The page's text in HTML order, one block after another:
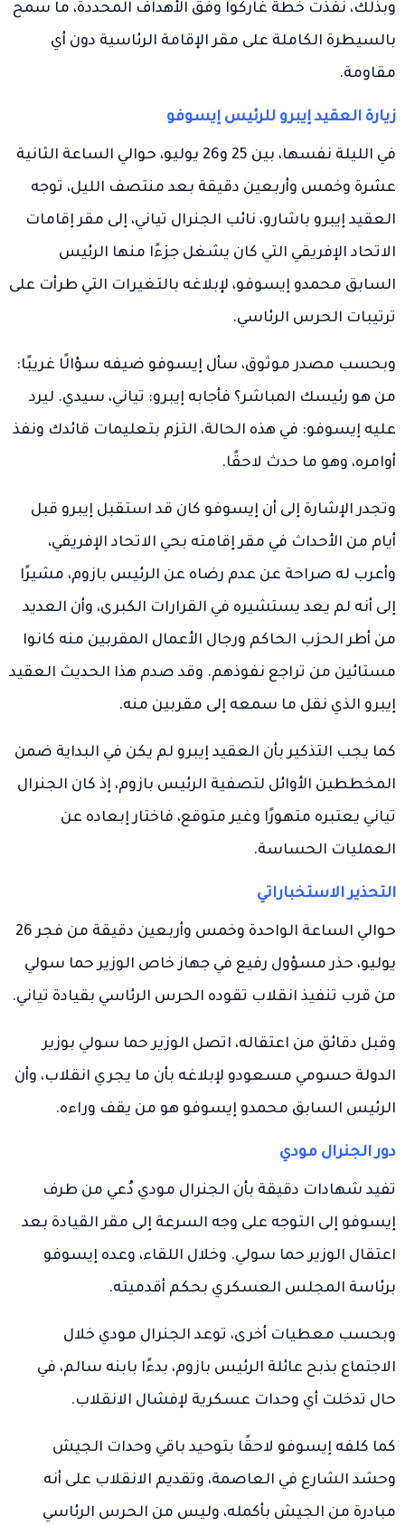
وبذلك، نُفذت خطة غاركوا وفق الأهداف المحددة، ما سمح
بالسيطرة الكاملة على مقر الإقامة الرئاسية دون أي
مقاومة.
زيارة العقيد إيبرو للرئيس إيسوفو
في الليلة نفسها، بين 25 و26 يوليو، حوالي الساعة الثانية
عشرة وخمس وأربعين دقيقة بعد منتصف الليل، توجه
العقيد إيبرو باشارو، نائب الجنرال تياني، إلى مقر إقامات
الاتحاد الإفريقي التي كان يشغل جزءًا منها الرئيس
السابق محمدو إيسوفو، لإبلاغه بالتغيرات التي طرأت على
ترتيبات الحرس الرئاسي.
وبحسب مصدر موثوق، سأل إيسوفو ضيفه سؤالًا غريبًا:
من هو رئيسك المباشر؟ فأجابه إيبرو: تياني، سيدي. ليرد
عليه إيسوفو: في هذه الحالة، التزم بتعليمات قائدك ونفذ
أوامره، وهو ما حدث لاحقًا.
وتجدر الإشارة إلى أن إيسوفو كان قد استقبل إيبرو قبل
أيام من الأحداث في مقر إقامته بحي الاتحاد الإفريقي،
وأعرب له صراحة عن عدم رضاه عن الرئيس بازوم، مشيرًا
إلى أنه لم يعد يستشيره في القرارات الكبرى، وأن العديد
من أطر الحزب الحاكم ورجال الأعمال المقربين منه كانوا
مستائين من تراجع نفوذهم. وقد صدم هذا الحديث العقيد
إيبرو الذي نقل ما سمعه إلى مقربين منه.
كما يجب التذكير بأن العقيد إيبرو لم يكن في البداية ضمن
المخططين الأوائل لتصفية الرئيس بازوم، إذ كان الجنرال
تياني يعتبره متهورًا وغير متوقع، فاختار إبعاده عن
العمليات الحساسة.
التحذير الاستخباراتي
حوالي الساعة الواحدة وخمس وأربعين دقيقة من فجر 26
يوليو، حذر مسؤول رفيع في جهاز خاص الوزير حما سولي
من قرب تنفيذ انقلاب تقوده الحرس الرئاسي بقيادة تياني.
وقبل دقائق من اعتقاله، اتصل الوزير حما سولي بوزير
الدولة حسومي مسعودو لإبلاغه بأن ما يجري انقلاب، وأن
الرئيس السابق محمدو إيسوفو هو من يقف وراءه.
دور الجنرال مودي
تفيد شهادات دقيقة بأن الجنرال مودي دُعي من طرف
إيسوفو إلى التوجه على وجه السرعة إلى مقر القيادة بعد
اعتقال الوزير حما سولي. وخلال اللقاء، وعده إيسوفو
برئاسة المجلس العسكري بحكم أقدميته.
وبحسب معطيات أخرى، توعد الجنرال مودي خلال
الاجتماع بذبح عائلة الرئيس بازوم، بدءًا بابنه سالم، في
حال تدخلت أي وحدات عسكرية لإفشال الانقلاب.
كما كلفه إيسوفو لاحقًا بتوحيد باقي وحدات الجيش
وحشد الشارع في العاصمة، وتقديم الانقلاب على أنه
مبادرة من الجيش بأكمله، وليس من الحرس الرئاسي